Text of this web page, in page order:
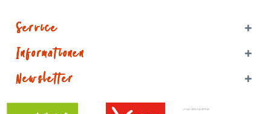
Service
Informationen
Newsletter